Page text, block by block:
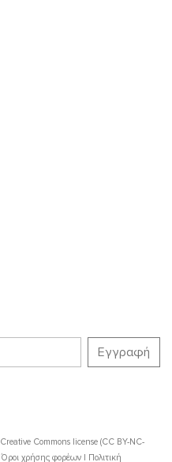
Creative Commons license (CC BY-NC-
Όροι χρήσης φορέων Πολιτική